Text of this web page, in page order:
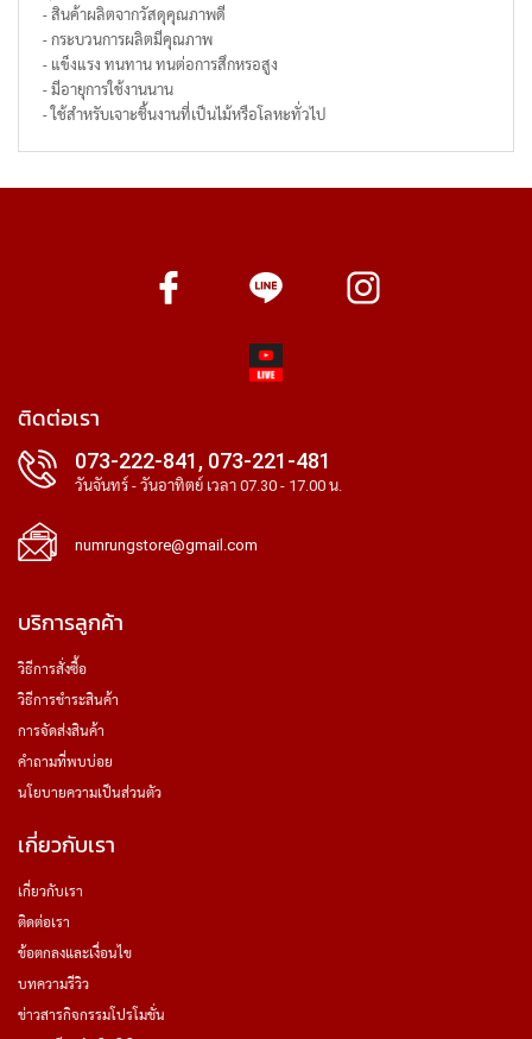
- สินค้าผลิตจากวัสดุคุณภาพดี
- กระบวนการผลิตมีคุณภาพ
- แข็งแรง ทนทาน ทนต่อการสึกหรอสูง
- มีอายุการใช้งานนาน
- ใช้สำหรับเจาะชิ้นงานที่เป็นไม้หรือโลหะทั่วไป
ติดต่อเรา
073-222-841, 073-221-481
วันจันทร์ - วันอาทิตย์ เวลา 07.30 - 17.00 น.
numrungstore@gmail.com
บริการลูกค้า
วิธีการสั่งซื้อ
วิธีการชำระสินค้า
การจัดส่งสินค้า
คำถามที่พบบ่อย
นโยบายความเป็นส่วนตัว
เกี่ยวกับเรา
เกี่ยวกับเรา
ติดต่อเรา
ข้อตกลงและเงื่อนไข
บทความรีวิว
ข่าวสารกิจกรรมโปรโมชั่น